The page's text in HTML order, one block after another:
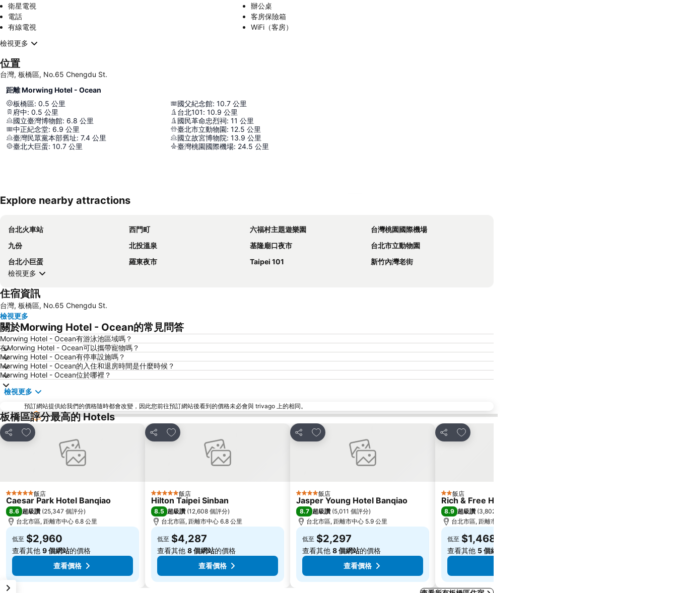
衛星電視
辦公桌
電話
客房保險箱
有線電視
WiFi（客房）
檢視更多
位置
台灣, 板橋區, No.65 Chengdu St.
距離 Morwing Hotel - Ocean
板橋區: 0.5 公里
府中: 0.5 公里
國立臺灣博物館: 6.8 公里
中正紀念堂: 6.9 公里
臺灣民眾黨本部舊址: 7.4 公里
臺北大巨蛋: 10.7 公里
國父紀念館: 10.7 公里
台北101: 10.9 公里
國民革命忠烈祠: 11 公里
臺北市立動物園: 12.5 公里
國立故宮博物院: 13.9 公里
臺灣桃園國際機場: 24.5 公里
Explore nearby attractions
台北火車站 西門町 六福村主題遊樂園
台灣桃園國際機場
九份
北投溫泉 基隆廟口夜市
台北市立動物園
台北小巨蛋
羅東夜市 Taipei 101
新竹內灣老街
檢視更多
住宿資訊
台灣, 板橋區, No.65 Chengdu St.
檢視更多
關於Morwing Hotel - Ocean的常見問答
Morwing Hotel - Ocean有游泳池區域嗎？
在Morwing Hotel - Ocean可以攜帶寵物嗎？
Morwing Hotel - Ocean有停車設施嗎？
Morwing Hotel - Ocean的入住和退房時間是什麼時候？
Morwing Hotel - Ocean位於哪裡？
檢視更多
預訂網站提供給我們的價格隨時都會改變，因此您前往預訂網站後看到的價格未必會與 trivago 上的相同。
板橋區評分最高的 Hotels
分享
加入我的最愛
5 星級 飯店
Caesar Park Hotel Banqiao
8.6 超級讚 (25,347 個評分)
台北市區, 距離市中心 6.8 公里
低至 $2,960
查看其他 9 個網站的價格
查看價格
分享
加入我的最愛
5 星級 飯店
Hilton Taipei Sinban
8.5 超級讚 (12,608 個評分)
台北市區, 距離市中心 6.8 公里
低至 $4,287
查看其他 8 個網站的價格
查看價格
分享
加入我的最愛
4 星級 飯店
Jasper Young Hotel Banqiao
8.7 超級讚 (5,011 個評分)
台北市區, 距離市中心 5.9 公里
低至 $2,297
查看其他 8 個網站的價格
查看價格
分享
加入我的最愛
2 星級
飯店
Rich & Free Hotel - Fuzhong Fuyiluqu-banqiaofuzhongguan
8.9 超級讚 (3,802 個評分
台北市區, 距離市中心 7.4 公里
低至 $1,468
查看其他 5 個網站